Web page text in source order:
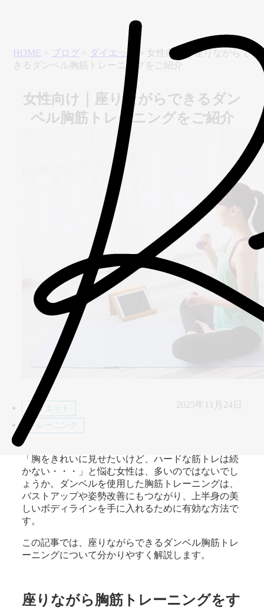
HOME > ブログ > ダイエット > 女性向け｜座りながらで
きるダンベル胸筋トレーニングをご紹介
女性向け｜座りながらできるダン
ベル胸筋トレーニングをご紹介
ダイエット
トレーニング
2025年11月24日
「胸をきれいに見せたいけど、ハードな筋トレは続
かない・・・」と悩む女性は、多いのではないでし
ょうか。ダンベルを使用した胸筋トレーニングは、
バストアップや姿勢改善にもつながり、上半身の美
しいボディラインを手に入れるために有効な方法で
す。
この記事では、座りながらできるダンベル胸筋トレ
ーニングについて分かりやすく解説します。
座りながら胸筋トレーニングをす